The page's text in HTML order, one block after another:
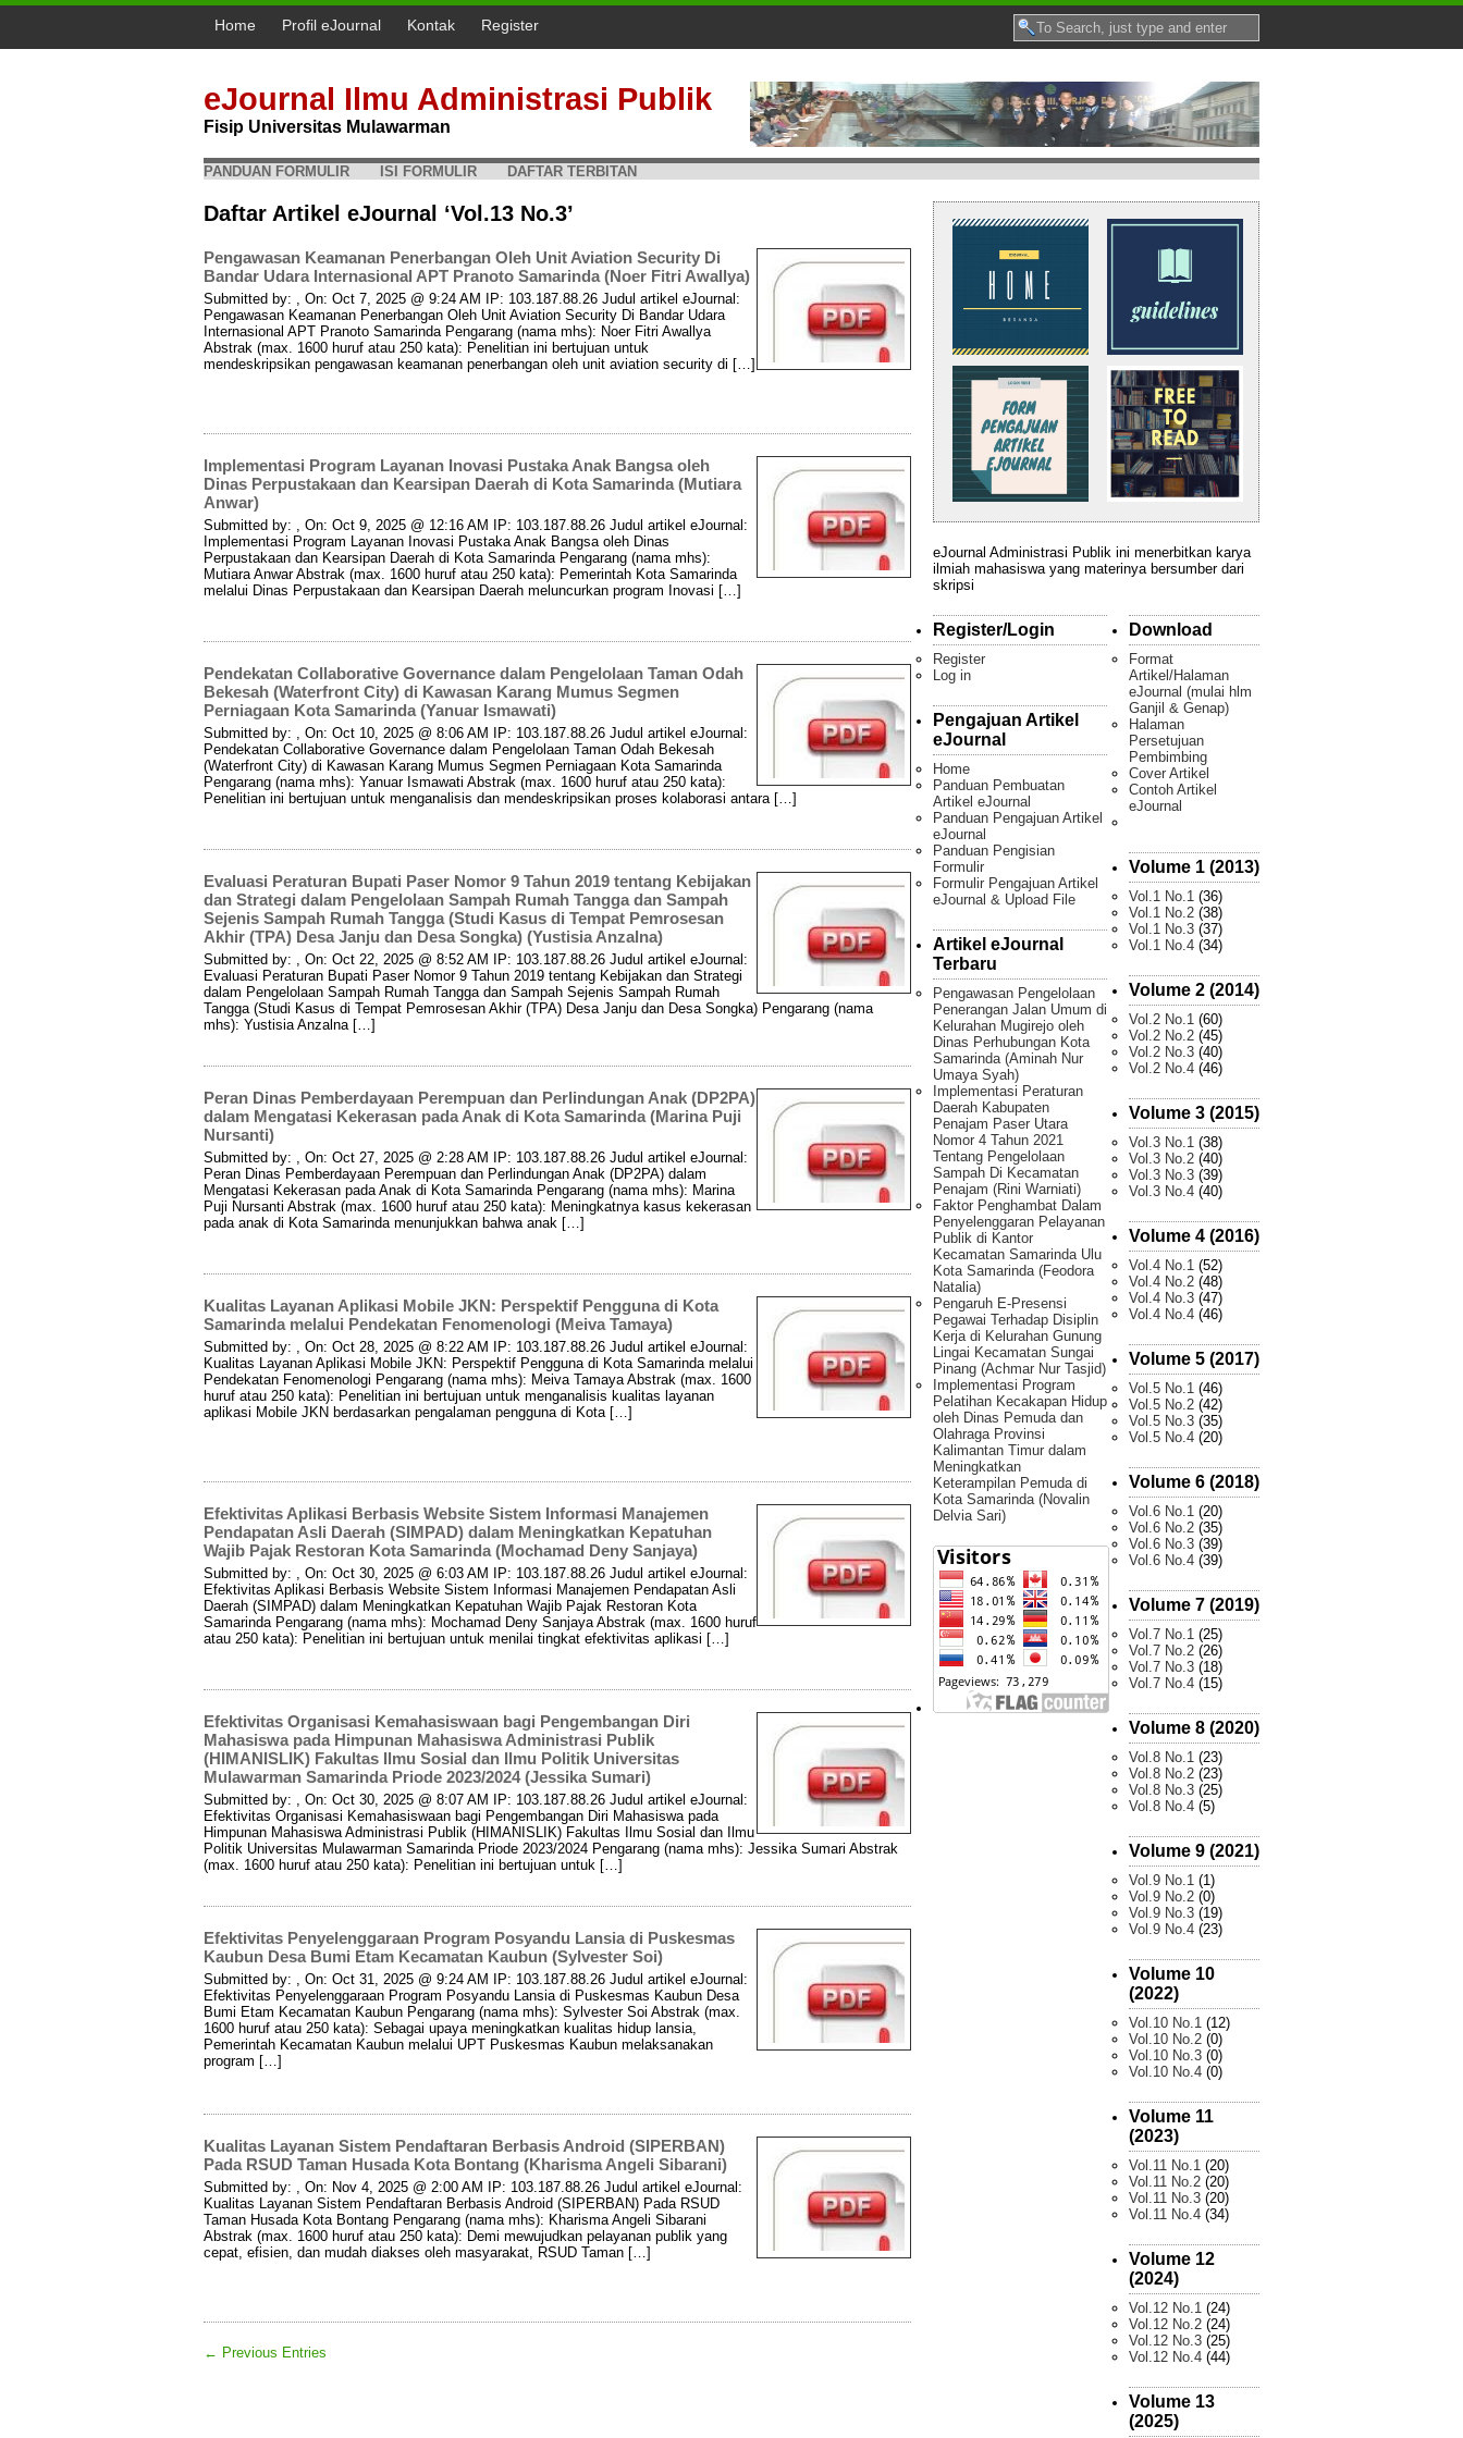
Home Profil eJournal Kontak Register
eJournal Ilmu Administrasi Publik
Fisip Universitas Mulawarman
PANDUAN FORMULIR ISI FORMULIR DAFTAR TERBITAN
Daftar Artikel eJournal ‘Vol.13 No.3’
Pengawasan Keamanan Penerbangan Oleh Unit Aviation Security Di
Bandar Udara Internasional APT Pranoto Samarinda (Noer Fitri Awallya)
Submitted by: , On: Oct 7, 2025 @ 9:24 AM IP: 103.187.88.26 Judul artikel eJournal:
Pengawasan Keamanan Penerbangan Oleh Unit Aviation Security Di Bandar Udara
Internasional APT Pranoto Samarinda Pengarang (nama mhs): Noer Fitri Awallya
Abstrak (max. 1600 huruf atau 250 kata): Penelitian ini bertujuan untuk
mendeskripsikan pengawasan keamanan penerbangan oleh unit aviation security di […]
Implementasi Program Layanan Inovasi Pustaka Anak Bangsa oleh
Dinas Perpustakaan dan Kearsipan Daerah di Kota Samarinda (Mutiara
Anwar)
Submitted by: , On: Oct 9, 2025 @ 12:16 AM IP: 103.187.88.26 Judul artikel eJournal:
Implementasi Program Layanan Inovasi Pustaka Anak Bangsa oleh Dinas
Perpustakaan dan Kearsipan Daerah di Kota Samarinda Pengarang (nama mhs):
Mutiara Anwar Abstrak (max. 1600 huruf atau 250 kata): Pemerintah Kota Samarinda
melalui Dinas Perpustakaan dan Kearsipan Daerah meluncurkan program Inovasi […]
Pendekatan Collaborative Governance dalam Pengelolaan Taman Odah
Bekesah (Waterfront City) di Kawasan Karang Mumus Segmen
Perniagaan Kota Samarinda (Yanuar Ismawati)
Submitted by: , On: Oct 10, 2025 @ 8:06 AM IP: 103.187.88.26 Judul artikel eJournal:
Pendekatan Collaborative Governance dalam Pengelolaan Taman Odah Bekesah
(Waterfront City) di Kawasan Karang Mumus Segmen Perniagaan Kota Samarinda
Pengarang (nama mhs): Yanuar Ismawati Abstrak (max. 1600 huruf atau 250 kata):
Penelitian ini bertujuan untuk menganalisis dan mendeskripsikan proses kolaborasi antara […]
Evaluasi Peraturan Bupati Paser Nomor 9 Tahun 2019 tentang Kebijakan
dan Strategi dalam Pengelolaan Sampah Rumah Tangga dan Sampah
Sejenis Sampah Rumah Tangga (Studi Kasus di Tempat Pemrosesan
Akhir (TPA) Desa Janju dan Desa Songka) (Yustisia Anzalna)
Submitted by: , On: Oct 22, 2025 @ 8:52 AM IP: 103.187.88.26 Judul artikel eJournal:
Evaluasi Peraturan Bupati Paser Nomor 9 Tahun 2019 tentang Kebijakan dan Strategi
dalam Pengelolaan Sampah Rumah Tangga dan Sampah Sejenis Sampah Rumah
Tangga (Studi Kasus di Tempat Pemrosesan Akhir (TPA) Desa Janju dan Desa Songka) Pengarang (nama
mhs): Yustisia Anzalna […]
Peran Dinas Pemberdayaan Perempuan dan Perlindungan Anak (DP2PA)
dalam Mengatasi Kekerasan pada Anak di Kota Samarinda (Marina Puji
Nursanti)
Submitted by: , On: Oct 27, 2025 @ 2:28 AM IP: 103.187.88.26 Judul artikel eJournal:
Peran Dinas Pemberdayaan Perempuan dan Perlindungan Anak (DP2PA) dalam
Mengatasi Kekerasan pada Anak di Kota Samarinda Pengarang (nama mhs): Marina
Puji Nursanti Abstrak (max. 1600 huruf atau 250 kata): Meningkatnya kasus kekerasan
pada anak di Kota Samarinda menunjukkan bahwa anak […]
Kualitas Layanan Aplikasi Mobile JKN: Perspektif Pengguna di Kota
Samarinda melalui Pendekatan Fenomenologi (Meiva Tamaya)
Submitted by: , On: Oct 28, 2025 @ 8:22 AM IP: 103.187.88.26 Judul artikel eJournal:
Kualitas Layanan Aplikasi Mobile JKN: Perspektif Pengguna di Kota Samarinda melalui
Pendekatan Fenomenologi Pengarang (nama mhs): Meiva Tamaya Abstrak (max. 1600
huruf atau 250 kata): Penelitian ini bertujuan untuk menganalisis kualitas layanan
aplikasi Mobile JKN berdasarkan pengalaman pengguna di Kota […]
Efektivitas Aplikasi Berbasis Website Sistem Informasi Manajemen
Pendapatan Asli Daerah (SIMPAD) dalam Meningkatkan Kepatuhan
Wajib Pajak Restoran Kota Samarinda (Mochamad Deny Sanjaya)
Submitted by: , On: Oct 30, 2025 @ 6:03 AM IP: 103.187.88.26 Judul artikel eJournal:
Efektivitas Aplikasi Berbasis Website Sistem Informasi Manajemen Pendapatan Asli
Daerah (SIMPAD) dalam Meningkatkan Kepatuhan Wajib Pajak Restoran Kota
Samarinda Pengarang (nama mhs): Mochamad Deny Sanjaya Abstrak (max. 1600 huruf
atau 250 kata): Penelitian ini bertujuan untuk menilai tingkat efektivitas aplikasi […]
Efektivitas Organisasi Kemahasiswaan bagi Pengembangan Diri
Mahasiswa pada Himpunan Mahasiswa Administrasi Publik
(HIMANISLIK) Fakultas Ilmu Sosial dan Ilmu Politik Universitas
Mulawarman Samarinda Priode 2023/2024 (Jessika Sumari)
Submitted by: , On: Oct 30, 2025 @ 8:07 AM IP: 103.187.88.26 Judul artikel eJournal:
Efektivitas Organisasi Kemahasiswaan bagi Pengembangan Diri Mahasiswa pada
Himpunan Mahasiswa Administrasi Publik (HIMANISLIK) Fakultas Ilmu Sosial dan Ilmu
Politik Universitas Mulawarman Samarinda Priode 2023/2024 Pengarang (nama mhs): Jessika Sumari Abstrak
(max. 1600 huruf atau 250 kata): Penelitian ini bertujuan untuk […]
Efektivitas Penyelenggaraan Program Posyandu Lansia di Puskesmas
Kaubun Desa Bumi Etam Kecamatan Kaubun (Sylvester Soi)
Submitted by: , On: Oct 31, 2025 @ 9:24 AM IP: 103.187.88.26 Judul artikel eJournal:
Efektivitas Penyelenggaraan Program Posyandu Lansia di Puskesmas Kaubun Desa
Bumi Etam Kecamatan Kaubun Pengarang (nama mhs): Sylvester Soi Abstrak (max.
1600 huruf atau 250 kata): Sebagai upaya meningkatkan kualitas hidup lansia,
Pemerintah Kecamatan Kaubun melalui UPT Puskesmas Kaubun melaksanakan
program […]
Kualitas Layanan Sistem Pendaftaran Berbasis Android (SIPERBAN)
Pada RSUD Taman Husada Kota Bontang (Kharisma Angeli Sibarani)
Submitted by: , On: Nov 4, 2025 @ 2:00 AM IP: 103.187.88.26 Judul artikel eJournal:
Kualitas Layanan Sistem Pendaftaran Berbasis Android (SIPERBAN) Pada RSUD
Taman Husada Kota Bontang Pengarang (nama mhs): Kharisma Angeli Sibarani
Abstrak (max. 1600 huruf atau 250 kata): Demi mewujudkan pelayanan publik yang
cepat, efisien, dan mudah diakses oleh masyarakat, RSUD Taman […]
← Previous Entries
eJournal Administrasi Publik ini menerbitkan karya
ilmiah mahasiswa yang materinya bersumber dari
skripsi
Register/Login
Register
Log in
Pengajuan Artikel
eJournal
Home
Panduan Pembuatan
Artikel eJournal
Panduan Pengajuan Artikel
eJournal
Panduan Pengisian
Formulir
Formulir Pengajuan Artikel
eJournal & Upload File
Artikel eJournal
Terbaru
Pengawasan Pengelolaan
Penerangan Jalan Umum di
Kelurahan Mugirejo oleh
Dinas Perhubungan Kota
Samarinda (Aminah Nur
Umaya Syah)
Implementasi Peraturan
Daerah Kabupaten
Penajam Paser Utara
Nomor 4 Tahun 2021
Tentang Pengelolaan
Sampah Di Kecamatan
Penajam (Rini Warniati)
Faktor Penghambat Dalam
Penyelenggaran Pelayanan
Publik di Kantor
Kecamatan Samarinda Ulu
Kota Samarinda (Feodora
Natalia)
Pengaruh E-Presensi
Pegawai Terhadap Disiplin
Kerja di Kelurahan Gunung
Lingai Kecamatan Sungai
Pinang (Achmar Nur Tasjid)
Implementasi Program
Pelatihan Kecakapan Hidup
oleh Dinas Pemuda dan
Olahraga Provinsi
Kalimantan Timur dalam
Meningkatkan
Keterampilan Pemuda di
Kota Samarinda (Novalin
Delvia Sari)
Download
Format
Artikel/Halaman
eJournal (mulai hlm
Ganjil & Genap)
Halaman
Persetujuan
Pembimbing
Cover Artikel
Contoh Artikel
eJournal
Volume 1 (2013)
Vol.1 No.1 (36)
Vol.1 No.2 (38)
Vol.1 No.3 (37)
Vol.1 No.4 (34)
Volume 2 (2014)
Vol.2 No.1 (60)
Vol.2 No.2 (45)
Vol.2 No.3 (40)
Vol.2 No.4 (46)
Volume 3 (2015)
Vol.3 No.1 (38)
Vol.3 No.2 (40)
Vol.3 No.3 (39)
Vol.3 No.4 (40)
Volume 4 (2016)
Vol.4 No.1 (52)
Vol.4 No.2 (48)
Vol.4 No.3 (47)
Vol.4 No.4 (46)
Volume 5 (2017)
Vol.5 No.1 (46)
Vol.5 No.2 (42)
Vol.5 No.3 (35)
Vol.5 No.4 (20)
Volume 6 (2018)
Vol.6 No.1 (20)
Vol.6 No.2 (35)
Vol.6 No.3 (39)
Vol.6 No.4 (39)
Volume 7 (2019)
Vol.7 No.1 (25)
Vol.7 No.2 (26)
Vol.7 No.3 (18)
Vol.7 No.4 (15)
Volume 8 (2020)
Vol.8 No.1 (23)
Vol.8 No.2 (23)
Vol.8 No.3 (25)
Vol.8 No.4 (5)
Volume 9 (2021)
Vol.9 No.1 (1)
Vol.9 No.2 (0)
Vol.9 No.3 (19)
Vol.9 No.4 (23)
Volume 10
(2022)
Vol.10 No.1 (12)
Vol.10 No.2 (0)
Vol.10 No.3 (0)
Vol.10 No.4 (0)
Volume 11
(2023)
Vol.11 No.1 (20)
Vol.11 No.2 (20)
Vol.11 No.3 (20)
Vol.11 No.4 (34)
Volume 12
(2024)
Vol.12 No.1 (24)
Vol.12 No.2 (24)
Vol.12 No.3 (25)
Vol.12 No.4 (44)
Volume 13
(2025)